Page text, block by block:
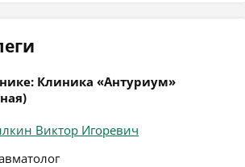
Клиника «Антуриум»
Виктор Игоревич